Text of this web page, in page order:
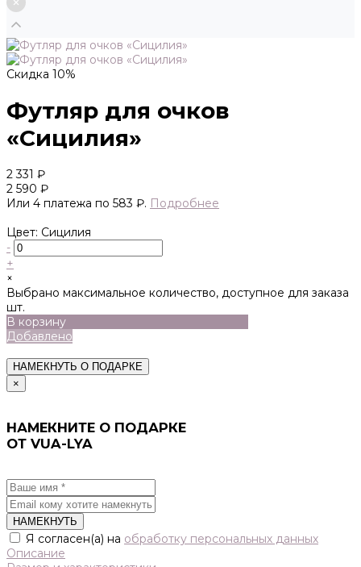
Скидка 10%
Футляр для очков
«Сицилия»
2 331 ₽
2 590 ₽
Или 4 платежа по 583 ₽. Подробнее
Цвет: Сицилия
-
+
×
Выбрано максимальное количество, доступное для заказа
шт.
В корзину
Добавлено
НАМЕКНУТЬ О ПОДАРКЕ
×
НАМЕКНИТЕ О ПОДАРКЕ
ОТ VUA-LYA
НАМЕКНУТЬ
Я согласен(а) на обработку персональных данных
Описание